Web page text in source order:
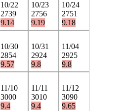
10/22
2739
9.14
10/23
2756
9.19
10/24
2751
9.18
10/30
2854
9.57
10/31
2924
9.8
11/04
2925
9.8
11/10
3000
9.4
11/11
3010
9.4
11/12
3090
9.65